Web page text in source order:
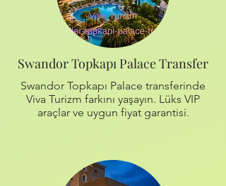
Swandor Topkapı Palace Transfer
Swandor Topkapı Palace transferinde
Viva Turizm farkını yaşayın. Lüks VIP
araçlar ve uygun fiyat garantisi.